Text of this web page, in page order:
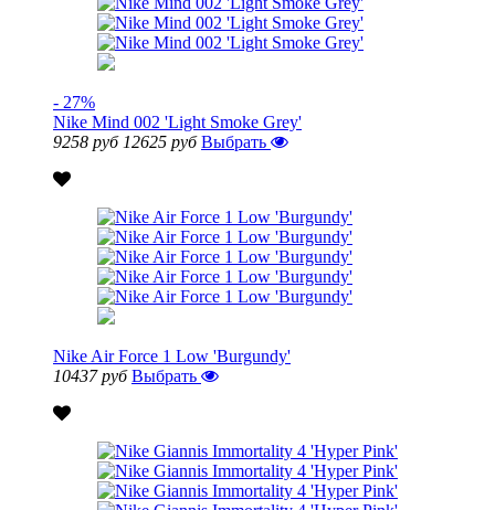
- 27%
Nike Mind 002 'Light Smoke Grey'
9258 руб 12625 руб Выбрать
Nike Air Force 1 Low 'Burgundy'
10437 руб Выбрать